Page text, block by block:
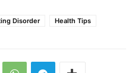
Disorder Health Tips